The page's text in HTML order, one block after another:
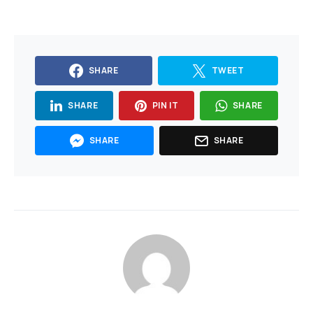
SHARE TWEET
SHARE PIN IT SHARE
SHARE SHARE